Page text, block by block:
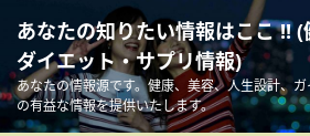
あなたの知りたい情報はここ !! (
ダイエット・サプリ情報)
あなたの情報源です。健康、美容、人生設計、
の有益な情報を提供いたします。